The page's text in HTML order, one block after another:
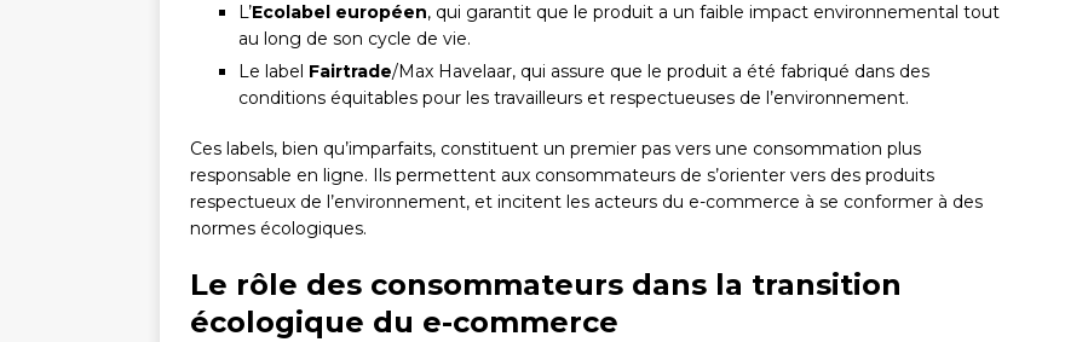
L’Ecolabel européen, qui garantit que le produit a un faible impact environnemental tout
au long de son cycle de vie.
Le label Fairtrade/Max Havelaar, qui assure que le produit a été fabriqué dans des
conditions équitables pour les travailleurs et respectueuses de l’environnement.
Ces labels, bien qu’imparfaits, constituent un premier pas vers une consommation plus
responsable en ligne. Ils permettent aux consommateurs de s’orienter vers des produits
respectueux de l’environnement, et incitent les acteurs du e-commerce à se conformer à des
normes écologiques.
Le rôle des consommateurs dans la transition
écologique du e-commerce